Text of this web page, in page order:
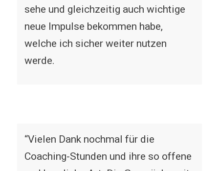
sehe und gleichzeitig auch wichtige
neue Impulse bekommen habe,
welche ich sicher weiter nutzen
werde.
“Vielen Dank nochmal für die
Coaching-Stunden und ihre so offene